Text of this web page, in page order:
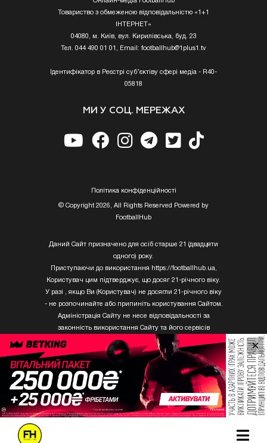
Товариство з обмеженою відповідальністю «1+1
ІНТЕРНЕТ»
04080, м. Київ, вул. Кирилівська, буд. 23
Тел. 044 490 01 01, Email: footballhub@1plus1.tv
Ідентифікатор в Реєстрі суб’єктіву сфері медіа - R40-
05818
МИ У СОЦ. МЕРЕЖАХ
Полiтика конфiденцiйностi
© Copyright 2026, All Rights Reserved Powered by
FootballHub
Даний Сайт призначено для осіб старше 21 (двадцяти
одного) року.
Приступаючи до використання https://footballhub.ua,
Користувач цим підтверджує, що досяг 21-річного віку.
У разі , якщо Ви (Користувач) не досягли 21-річного віку
- не розпочинайте або припиніть користування Сайтом.
Адміністрація Сайту не несе відповідальності за
законність використання Сайту та його сервісів
Користувачем, який не досяг 21-річного віку.
Твори Getty Images, що розміщені на сайті, не можуть
бути використані третіми особами без письмового
дозволу ТОВ «ГЛОБАЛ ІМІДЖЕС ЮКРЕЙН.
×